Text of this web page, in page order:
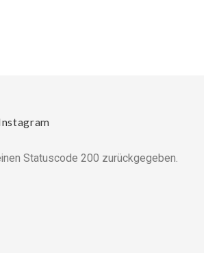
Statuscode 200 zurückgegeben.